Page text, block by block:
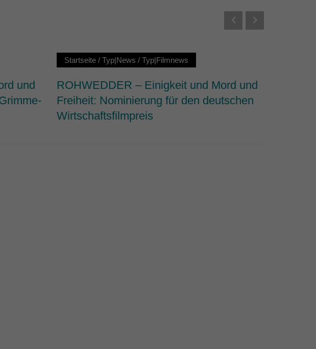
und
Startseite/ Typ|News / Typ|Filmnews
ROHWEDDER – Einigkeit und Mord und
Freiheit: Nominierung für den deutschen
Wirtschaftsfilmpreis
blockiert. Wenn Cookies von externen Medien